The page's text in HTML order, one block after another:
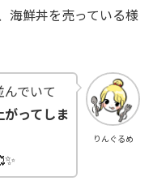
海鮮丼を売っている様
りんぐるめ
でいて
ってしま